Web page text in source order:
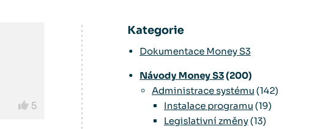
5
Kategorie
Dokumentace Money S3
Návody Money S3(200)
Administrace systému (142)
Instalace programu (19)
Legislativní změny(13)